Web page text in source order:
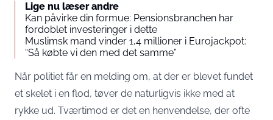
Lige nu læser andre
Kan påvirke din formue: Pensionsbranchen har
fordoblet investeringer i dette
Muslimsk mand vinder 1,4 millioner i Eurojackpot:
“Så købte vi den med det samme”
Når politiet får en melding om, at der er blevet fundet
et skelet i en flod, tøver de naturligvis ikke med at
rykke ud. Tværtimod er det en henvendelse, der ofte